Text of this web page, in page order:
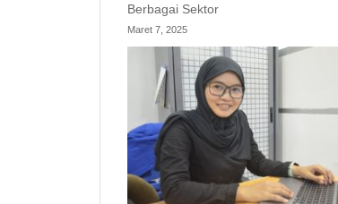
Berbagai Sektor
Maret 7, 2025